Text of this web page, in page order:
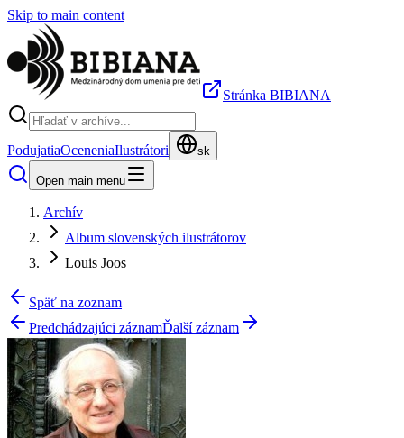
Skip to main content
Stránka BIBIANA
PodujatiaOceneniaIlustrátori sk
Open main menu
Archív
Album slovenských ilustrátorov
Louis Joos
Späť na zoznam
Predchádzajúci záznamĎalší záznam